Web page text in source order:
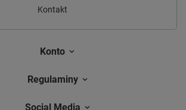
Kontakt
Konto
Regulaminy
Social Media